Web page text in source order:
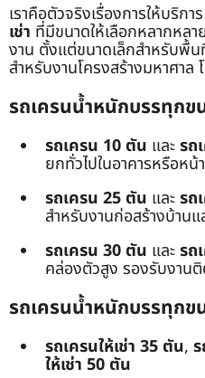
เราคือตัวจริงเรื่องการให้บริการ
เช่า ที่มีขนาดให้เลือกหลากหล
งาน ตั้งแต่ขนาดเล็กสำหรับพื้
สำหรับงานโครงสร้างมหาศาล
รถเครนน้ำหนักบรรทุกข
รถเครน 10 ตัน และรถ
ยกทั่วไปในอาคารหรือหน้
รถเครน 25 ตัน และรถ
สำหรับงานก่อสร้างบ้าน
รถเครน 30 ตัน และรถ
คล่องตัวสูง รองรับงาน
รถเครนน้ำหนักบรรทุกข
รถเครนให้เช่า 35 ตัน,
ให้เช่า 50 ตัน